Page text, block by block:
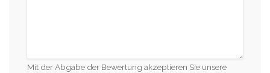
Mit der Abgabe der Bewertung akzeptieren Sie unsere